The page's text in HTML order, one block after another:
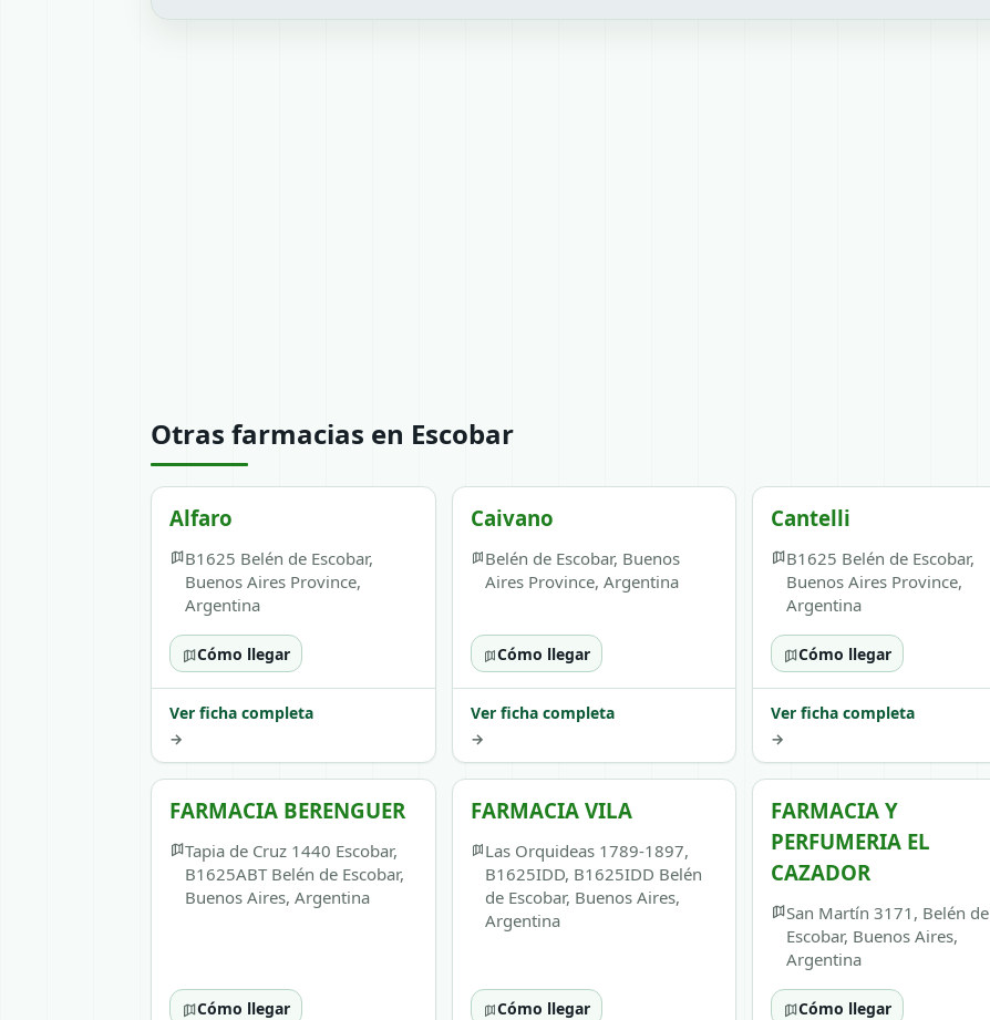
Otras farmacias en Escobar
Alfaro
B1625 Belén de Escobar,
Buenos Aires Province,
Argentina
Cómo llegar
Ver ficha completa
→
Caivano
Belén de Escobar, Buenos
Aires Province, Argentina
Cómo llegar
Ver ficha completa
→
Cantelli
B1625 Belén de Escobar,
Buenos Aires Province,
Argentina
Cómo llegar
Ver ficha completa
→
FARMACIA BERENGUER
Tapia de Cruz 1440 Escobar,
B1625ABT Belén de Escobar,
Buenos Aires, Argentina
Cómo llegar
FARMACIA VILA
Las Orquideas 1789-1897,
B1625IDD, B1625IDD Belén
de Escobar, Buenos Aires,
Argentina
Cómo llegar
FARMACIA Y
PERFUMERIA EL
CAZADOR
San Martín 3171, Belén de
Escobar, Buenos Aires,
Argentina
Cómo llegar